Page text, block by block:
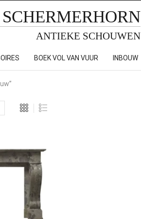
SCHERMERHORN
ANTIEKE SCHOUWEN
BOEK VOL VAN VUUR INBOUW